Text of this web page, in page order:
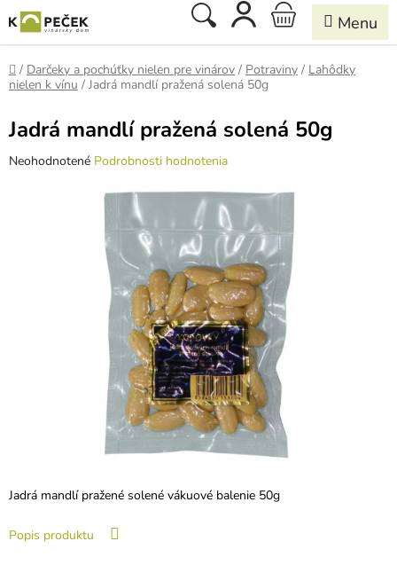
na
obsah
Hľadať
NÁKUPNÝ
KOŠÍK
Domov
/ Darčeky a pochúťky nielen pre vinárov / Potraviny / Lahôdky
nielen k vínu / Jadrá mandlí pražená solená 50g
Jadrá mandlí pražené solené vákuové balenie 50g
Popis produktu
Jadrá mandlí pražená solená 50g
Priemerné
Neohodnotené Podrobnosti hodnotenia